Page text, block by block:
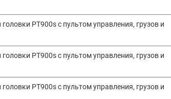
PT900s с пультом управления, грузов и
PT900s с пультом управления, грузов и
PT900s с пультом управления, грузов и